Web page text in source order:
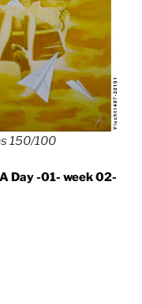
150/100
Day -01- week 02-